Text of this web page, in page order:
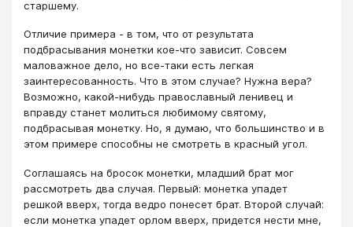
старшему.
Отличие примера - в том, что от результата
подбрасывания монетки кое-что зависит. Совсем
маловажное дело, но все-таки есть легкая
заинтересованность. Что в этом случае? Нужна вера?
Возможно, какой-нибудь православный ленивец и
вправду станет молиться любимому святому,
подбрасывая монетку. Но, я думаю, что большинство и в
этом примере способны не смотреть в красный угол.
Соглашаясь на бросок монетки, младший брат мог
рассмотреть два случая. Первый: монетка упадет
решкой вверх, тогда ведро понесет брат. Второй случай:
если монетка упадет орлом вверх, придется нести мне,